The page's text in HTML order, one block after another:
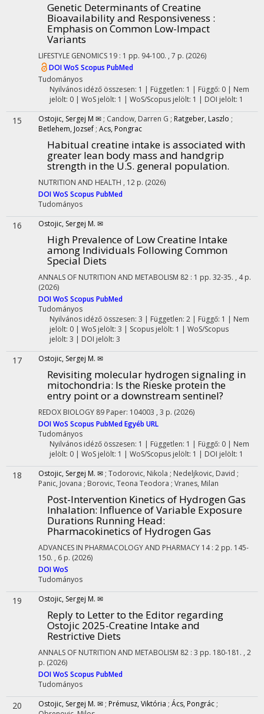
Genetic Determinants of Creatine
Bioavailability and Responsiveness :
Emphasis on Common Low-Impact
Variants
LIFESTYLE GENOMICS 19 : 1 pp. 94-100. , 7 p. (2026)
DOIWoS Scopus PubMed
Tudományos
Nyilvános idéző összesen: 1 | Független: 1 | Függő: 0 | Nem
jelölt: 0 | WoS jelölt: 1 | WoS/Scopus jelölt: 1 | DOI jelölt: 1
15 Ostojic, Sergej M ✉ ; Candow, Darren G ; Ratgeber, Laszlo ;
Betlehem, Jozsef ; Acs, Pongrac
Habitual creatine intake is associated with
greater lean body mass and handgrip
strength in the U.S. general population.
NUTRITION AND HEALTH , 12 p. (2026)
DOIWoS Scopus PubMed
Tudományos
16 Ostojic, Sergej M. ✉
High Prevalence of Low Creatine Intake
among Individuals Following Common
Special Diets
ANNALS OF NUTRITION AND METABOLISM 82 : 1 pp. 32-35. , 4 p.
(2026)
DOIWoS Scopus PubMed
Tudományos
Nyilvános idéző összesen: 3 | Független: 2 | Függő: 1 | Nem
jelölt: 0 | WoS jelölt: 3 | Scopus jelölt: 1 | WoS/Scopus
jelölt: 3 | DOI jelölt: 3
17 Ostojic, Sergej M. ✉
Revisiting molecular hydrogen signaling in
mitochondria: Is the Rieske protein the
entry point or a downstream sentinel?
REDOX BIOLOGY 89 Paper: 104003 , 3 p. (2026)
DOIWoS Scopus PubMedEgyéb URL
Tudományos
Nyilvános idéző összesen: 1 | Független: 1 | Függő: 0 | Nem
jelölt: 0 | WoS jelölt: 1 | WoS/Scopus jelölt: 1 | DOI jelölt: 1
18 Ostojic, Sergej M. ✉ ; Todorovic, Nikola ; Nedeljkovic, David ;
Panic, Jovana ; Borovic, Teona Teodora ; Vranes, Milan
Post-Intervention Kinetics of Hydrogen Gas
Inhalation: Influence of Variable Exposure
Durations Running Head:
Pharmacokinetics of Hydrogen Gas
ADVANCES IN PHARMACOLOGY AND PHARMACY 14: 2 pp. 145-
150. , 6 p. (2026)
DOIWoS
Tudományos
19 Ostojic, Sergej M. ✉
Reply to Letter to the Editor regarding
Ostojic 2025-Creatine Intake and
Restrictive Diets
ANNALS OF NUTRITION AND METABOLISM 82 : 3 pp. 180-181. , 2
p. (2026)
DOIWoS Scopus PubMed
Tudományos
20 Ostojic, Sergej M. ✉ ; Prémusz, Viktória ; Ács, Pongrác ;